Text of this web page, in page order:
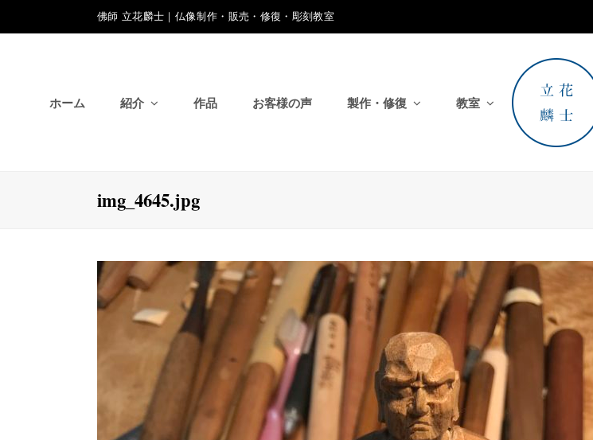
佛師 立花麟士｜仏像制作・販売・修復・彫刻教室
ホーム 紹介 作品 お客様の声 製作・修復 教室
img_4645.jpg